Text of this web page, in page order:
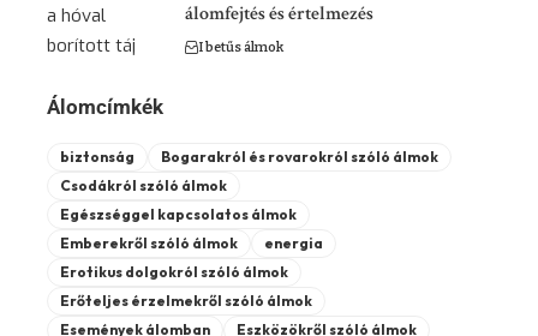
álomfejtés és értelmezés
I betűs álmok
Álomcímkék
biztonság
Bogarakról és rovarokról szóló álmok
Csodákról szóló álmok
Egészséggel kapcsolatos álmok
Emberekről szóló álmok
energia
Erotikus dolgokról szóló álmok
Erőteljes érzelmekről szóló álmok
Események álomban
Eszközökről szóló álmok